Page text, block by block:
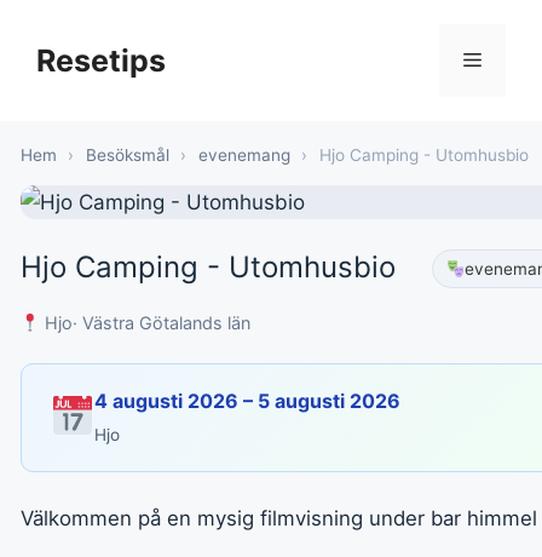
innehållResetips Meny
Hem › Besöksmål › evenemang › Hjo Camping - Utomhusbio
Hjo Camping - Utomhusbio
Hjo· Västra Götalands län
4 augusti 2026 – 5 augusti 2026
Hjo
Välkommen på en mysig filmvisning under bar himmel